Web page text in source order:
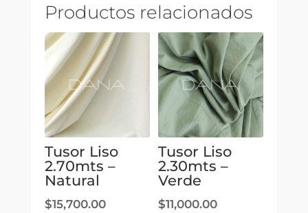
Productos relacionados
Tusor Liso
2.70mts –
Natural
$15,700.00
Tusor Liso
2.30mts –
Verde
$11,000.00